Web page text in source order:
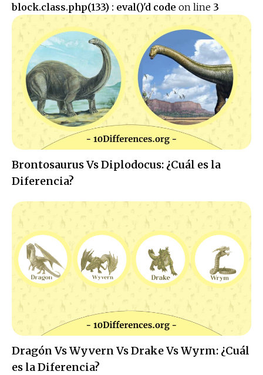
block.class.php(133) : eval()'d code on line 3
Brontosaurus Vs Diplodocus: ¿Cuál es la
Diferencia?
Dragón Vs Wyvern Vs Drake Vs Wyrm: ¿Cuál
es la Diferencia?